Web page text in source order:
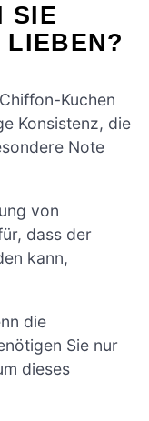
SIE
LIEBEN?
Kuchen
Konsistenz, die
Note
von
dass der
kann,
die
Sie nur
dieses